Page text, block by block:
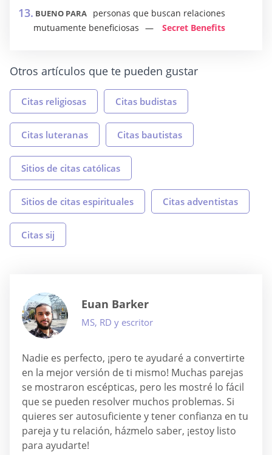
BUENO PARA
personas que buscan relaciones
mutuamente beneficiosas
Secret Benefits
Otros artículos que te pueden gustar
Citas religiosas Citas budistas
Citas luteranas Citas bautistas
Sitios de citas católicas
Sitios de citas espirituales Citas adventistas
Citas sij
Euan Barker
MS, RD y escritor
Nadie es perfecto, ¡pero te ayudaré a convertirte
en la mejor versión de ti mismo! Muchas parejas
se mostraron escépticas, pero les mostré lo fácil
que se pueden resolver muchos problemas. Si
quieres ser autosuficiente y tener confianza en tu
pareja y tu relación, házmelo saber, ¡estoy listo
para ayudarte!